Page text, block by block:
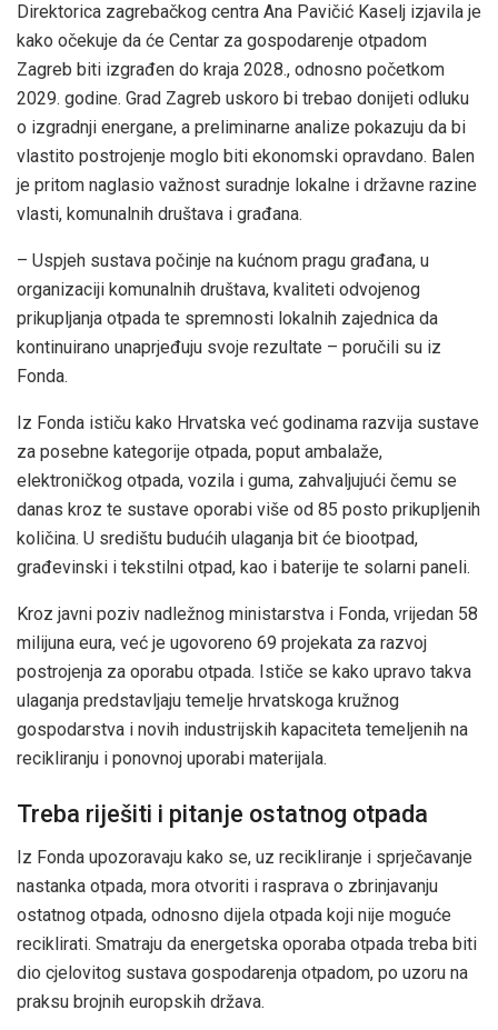
Direktorica zagrebačkog centra Ana Pavičić Kaselj izjavila je
kako očekuje da će Centar za gospodarenje otpadom
Zagreb biti izgrađen do kraja 2028., odnosno početkom
2029. godine. Grad Zagreb uskoro bi trebao donijeti odluku
o izgradnji energane, a preliminarne analize pokazuju da bi
vlastito postrojenje moglo biti ekonomski opravdano. Balen
je pritom naglasio važnost suradnje lokalne i državne razine
vlasti, komunalnih društava i građana.
– Uspjeh sustava počinje na kućnom pragu građana, u
organizaciji komunalnih društava, kvaliteti odvojenog
prikupljanja otpada te spremnosti lokalnih zajednica da
kontinuirano unaprjeđuju svoje rezultate – poručili su iz
Fonda.
Iz Fonda ističu kako Hrvatska već godinama razvija sustave
za posebne kategorije otpada, poput ambalaže,
elektroničkog otpada, vozila i guma, zahvaljujući čemu se
danas kroz te sustave oporabi više od 85 posto prikupljenih
količina. U središtu budućih ulaganja bit će biootpad,
građevinski i tekstilni otpad, kao i baterije te solarni paneli.
Kroz javni poziv nadležnog ministarstva i Fonda, vrijedan 58
milijuna eura, već je ugovoreno 69 projekata za razvoj
postrojenja za oporabu otpada. Ističe se kako upravo takva
ulaganja predstavljaju temelje hrvatskoga kružnog
gospodarstva i novih industrijskih kapaciteta temeljenih na
recikliranju i ponovnoj uporabi materijala.
Treba riješiti i pitanje ostatnog otpada
Iz Fonda upozoravaju kako se, uz recikliranje i sprječavanje
nastanka otpada, mora otvoriti i rasprava o zbrinjavanju
ostatnog otpada, odnosno dijela otpada koji nije moguće
reciklirati. Smatraju da energetska oporaba otpada treba biti
dio cjelovitog sustava gospodarenja otpadom, po uzoru na
praksu brojnih europskih država.